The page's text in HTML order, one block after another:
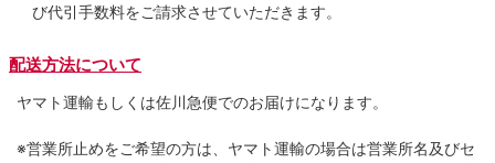
び代引手数料をご請求させていただきます。
配送方法について
ヤマト運輸もしくは佐川急便でのお届けになります。
※営業所止めをご希望の方は、ヤマト運輸の場合は営業所名及びセ